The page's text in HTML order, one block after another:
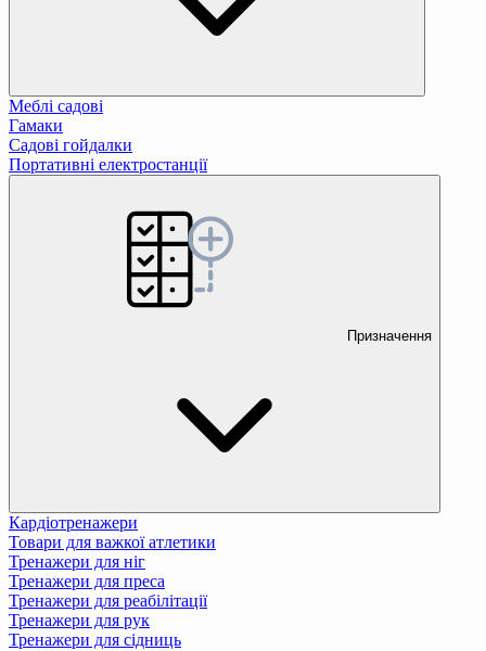
Меблі садові
Гамаки
Садові гойдалки
Портативні електростанції
Призначення
Кардіотренажери
Товари для важкої атлетики
Тренажери для ніг
Тренажери для преса
Тренажери для реабілітації
Тренажери для рук
Тренажери для сідниць